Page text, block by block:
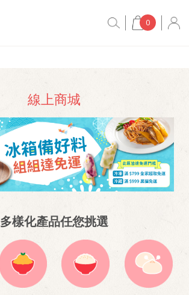
0
線上商城
多樣化產品任您挑選